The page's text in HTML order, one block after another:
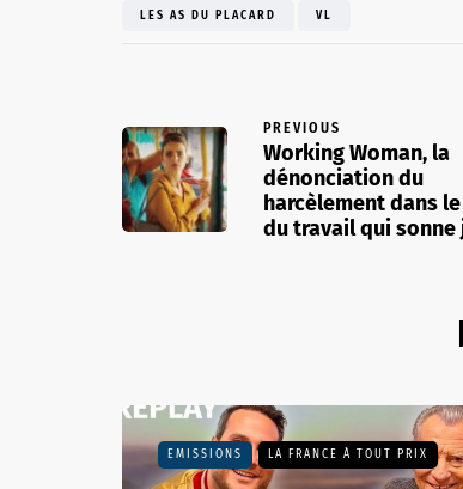
LES AS DU PLACARD VL
PREVIOUS
Working Woman, la
dénonciation du
harcèlement dans
du travail qui sonne
EMISSIONS LA FRANCE À TOUT PRIX